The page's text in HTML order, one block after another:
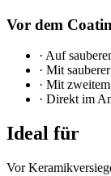
Vor dem
· Auf
· Mit
· Mit
· Direkt im
Ideal für
Vor